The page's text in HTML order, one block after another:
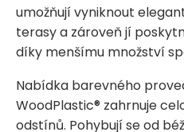
umožňují vyniknout
terasy a zároveň jí
díky menšímu množství
Nabídka barevného
WoodPlastic® zahrnuje
odstínů. Pohybují se od